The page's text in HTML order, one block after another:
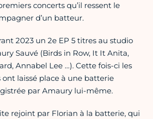
concerts qu’il ressent le
d’un batteur.
2023 un 2e EP 5 titres au studio
Sauvé (Birds in Row, It It Anita,
Annabel Lee …). Cette fois-ci les
laissé place à une batterie
par Amaury lui-même.
rejoint par Florian à la batterie, qui